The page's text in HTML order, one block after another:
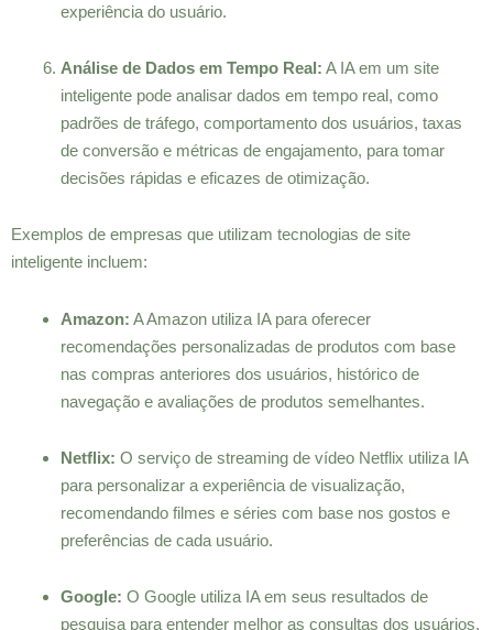
experiência do usuário.
Análise de Dados em Tempo Real: A IA em um site
inteligente pode analisar dados em tempo real, como
padrões de tráfego, comportamento dos usuários, taxas
de conversão e métricas de engajamento, para tomar
decisões rápidas e eficazes de otimização.
Exemplos de empresas que utilizam tecnologias de site
inteligente incluem:
Amazon: A Amazon utiliza IA para oferecer
recomendações personalizadas de produtos com base
nas compras anteriores dos usuários, histórico de
navegação e avaliações de produtos semelhantes.
Netflix: O serviço de streaming de vídeo Netflix utiliza IA
para personalizar a experiência de visualização,
recomendando filmes e séries com base nos gostos e
preferências de cada usuário.
Google: O Google utiliza IA em seus resultados de
pesquisa para entender melhor as consultas dos usuários,